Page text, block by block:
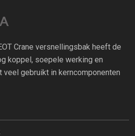
Crane versnellingsbak heeft de
koppel, soepele werking en
veel gebruikt in kerncomponenten